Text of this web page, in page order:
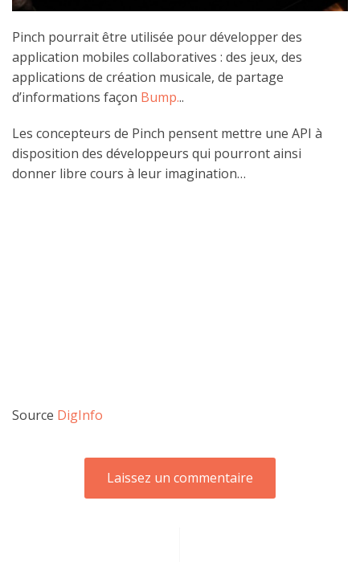
Pinch pourrait être utilisée pour développer des
application mobiles collaboratives : des jeux, des
applications de création musicale, de partage
d’informations façon Bump...
Les concepteurs de Pinch pensent mettre une API à
disposition des développeurs qui pourront ainsi
donner libre cours à leur imagination…
Source DigInfo